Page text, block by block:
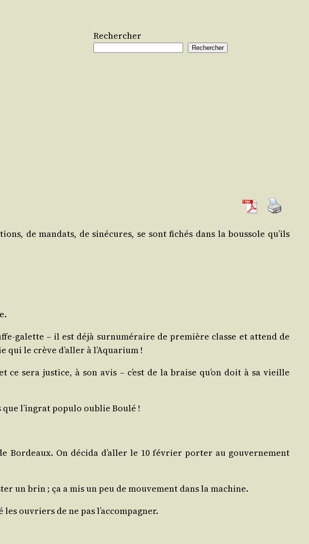
Rechercher
Rechercher
de man­dats, de siné­cures, se sont fichés dans la bous­sole qu’ils
galette – il est déjà sur­nu­mé­raire de pre­mière classe et attend de
qui le crève d’aller à l’Aquarium !
sera jus­tice, à son avis – c’est de la braise qu’on doit à sa vieille
l’ingrat popu­lo oublie Boulé !
Bor­deaux. On déci­da d’aller le 10 février por­ter au gou­ver­ne­ment
un brin ; ça a mis un peu de mou­ve­ment dans la machine.
ouvriers de ne pas l’accompagner.